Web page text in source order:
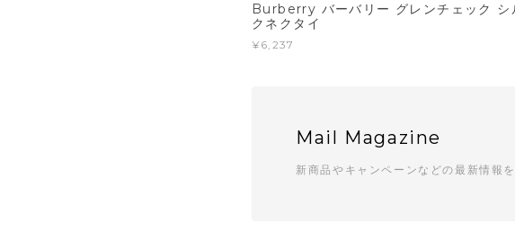
Burberry バーバリー グレンチェック シ
クネクタイ
¥6,237
Mail Magazine
新商品やキャンペーンなどの最新情報